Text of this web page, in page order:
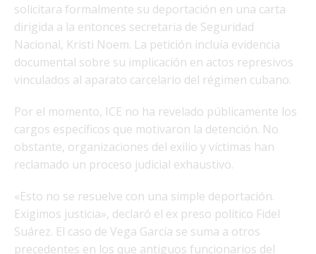
solicitara formalmente su deportación en una carta
dirigida a la entonces secretaria de Seguridad
Nacional, Kristi Noem. La petición incluía evidencia
documental sobre su implicación en actos represivos
vinculados al aparato carcelario del régimen cubano.
Por el momento, ICE no ha revelado públicamente los
cargos específicos que motivaron la detención. No
obstante, organizaciones del exilio y víctimas han
reclamado un proceso judicial exhaustivo.
«Esto no se resuelve con una simple deportación.
Exigimos justicia», declaró el ex preso político Fidel
Suárez. El caso de Vega García se suma a otros
precedentes en los que antiguos funcionarios del